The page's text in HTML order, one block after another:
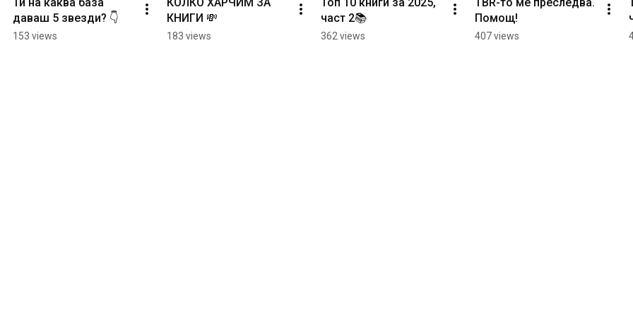
даваш 5 звезди? 👇
153 views
КНИГИ 💸
183 views
част 2📚
362 views
Помощ!
407 views